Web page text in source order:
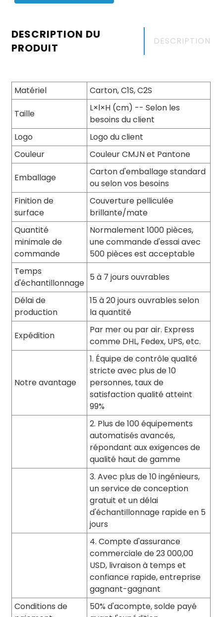
DESCRIPTION DU
PRODUIT
DESCRIPTION
Matériel Carton, C1S, C2S
Taille
L×l×H (cm) -- Selon les
besoins du client
Logo
Logo du client
Couleur
Couleur CMJN et Pantone
Emballage
Carton d'emballage standard
ou selon vos besoins
Finition de
surface
Couverture pelliculée
brillante/mate
Quantité
minimale de
commande
Normalement 1000 pièces,
une commande d'essai avec
500 pièces est acceptable
Temps
d'échantillonnage
5 à 7 jours ouvrables
Délai de
production
15 à 20 jours ouvrables selon
la quantité
Expédition
Par mer ou par air. Express
comme DHL, Fedex, UPS, etc.
Notre avantage
1. Équipe de contrôle qualité
stricte avec plus de 10
personnes, taux de
satisfaction qualité atteint
99%
2. Plus de 100 équipements
automatisés avancés,
répondant aux exigences de
qualité haut de gamme
3. Avec plus de 10 ingénieurs,
un service de conception
gratuit et un délai
d'échantillonnage rapide en 5
jours
4. Compte d'assurance
commerciale de 23 000,00
USD, livraison à temps et
confiance rapide, entreprise
gagnant-gagnant
Conditions de
50% d'acompte, solde payé